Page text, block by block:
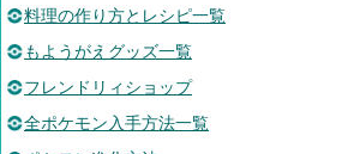
料理の作り方とレシピ一覧
もようがえグッズ一覧
フレンドリィショップ
全ポケモン入手方法一覧